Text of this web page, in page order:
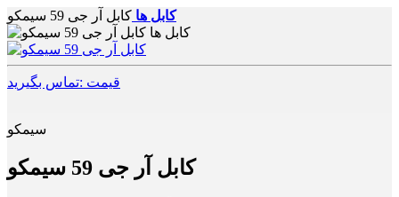
کابل ها کابل آر جی 59 سیمکو
قیمت :تماس بگیرید
سیمکو
کابل آر جی 59 سیمکو